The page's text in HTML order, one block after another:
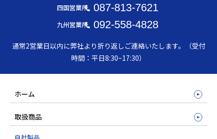
四国営業所 087-813-7621
九州営業所 092-558-4828
通常2営業日以内に弊社より折り返しご連絡いたします。（受付
時間：平日8:30~17:30）
ホーム
取扱商品